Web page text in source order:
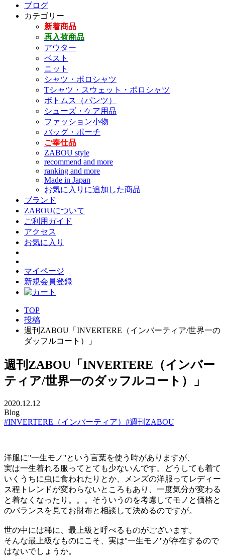
ブログ
カテゴリー
新着商品
再入荷商品
アウター
ベスト
ニット
シャツ・ポロシャツ
Tシャツ・スウェット・ポロシャツ
ボトムス（パンツ）
シューズ・ケア用品
ファッション小物
バッグ・ポーチ
ご奉仕品
ZABOU style
recommend and more
ranking and more
Made in Japan
お気に入りに追加した商品
ブランド
ZABOUについて
ご利用ガイド
アクセス
お気に入り
マイページ
新規会員登録
TOP
投稿
週刊ZABOU「INVERTERE（インバーティア/世界一の
ダッフルコート）」
週刊ZABOU「INVERTERE（インバー
ティア/世界一のダッフルコート）」
2020.12.12
Blog
#INVERTERE（インバーティア） #週刊ZABOU
洋服に''一生モノ''という言葉を使う時がありますが、
実は一生着れる服ってとても少ないんです。どうしても着て
いくうちに虫に食われたりとか、メンズの洋服ってレディー
ス程トレンドが変わらないところもあり、一度気分が変わる
と着なくなったり。。。そういうのを考慮してモノと価格と
のバランスを見てお財布と相談して決めるのですが。
世の中には稀に、最上級と呼べるものがございます。
そんな最上級なものにこそ、実は''一生モノ''が存在するので
はないでしょうか。